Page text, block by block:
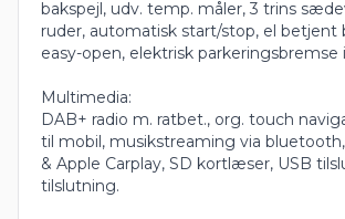
bakspejl, udv. temp. måler, 3 trins
ruder, automatisk start/stop, el betjent
easy-open, elektrisk parkeringsbremse
Multimedia:
DAB+ radio m. ratbet., org. touch
til mobil, musikstreaming via
& Apple Carplay, SD kortlæser, USB
tilslutning.